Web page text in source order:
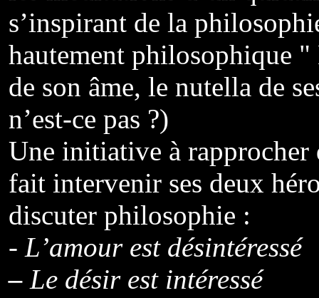
s’inspirant de la
hautement philosophique
de son âme, le nutella de
n’est-ce pas ?)
Une initiative à rapprocher
fait intervenir ses deux
discuter philosophie :
- L’amour est désintéressé
– Le désir est intéressé